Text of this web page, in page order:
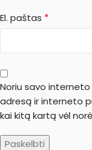
El. paštas *
Noriu savo
adresą ir interneto
kai kitą kartą vėl